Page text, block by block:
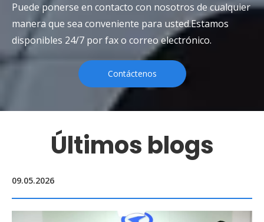
Puede ponerse en contacto con nosotros de cualquier
manera que sea conveniente para usted.Estamos
disponibles 24/7 por fax o correo electrónico.
Contáctenos
Últimos blogs
24.03.2025